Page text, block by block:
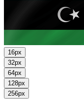
16px
32px
64px
128px
256px